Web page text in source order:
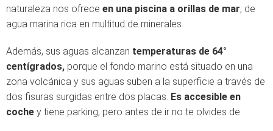
naturaleza nos ofrece en una piscina a orillas de mar, de
agua marina rica en multitud de minerales.
Además, sus aguas alcanzan temperaturas de 64°
centígrados, porque el fondo marino está situado en una
zona volcánica y sus aguas suben a la superficie a través de
dos fisuras surgidas entre dos placas. Es accesible en
coche y tiene parking, pero antes de ir no te olvides de: